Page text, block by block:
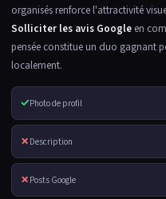
organisés renforce l'attractivité
Solliciter les avis Google en
pensée constitue un duo gagnant
localement.
✓Photo de profil
✗ Description
✗ Posts Google